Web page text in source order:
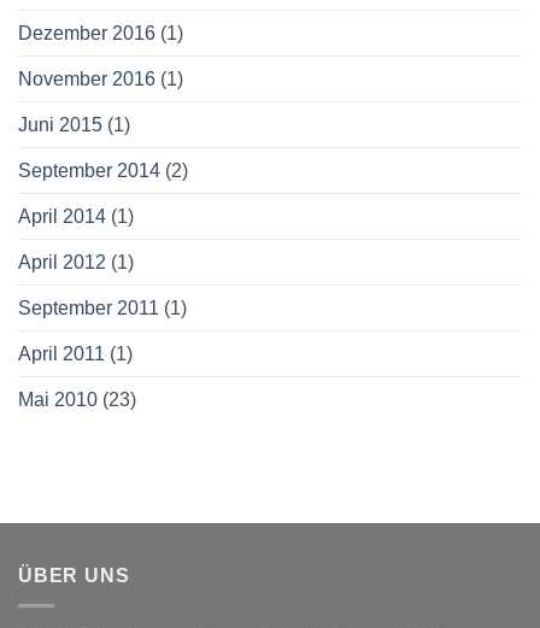
Dezember 2016 (1)
November 2016 (1)
Juni 2015 (1)
September 2014 (2)
April 2014 (1)
April 2012 (1)
September 2011 (1)
April 2011 (1)
Mai 2010 (23)
ÜBER UNS